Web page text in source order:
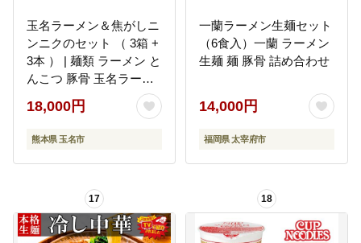
玉名ラーメン＆焦がしニ
ンニクのセット （ 3箱 +
3本 ） | 麺類 ラーメン と
んこつ 豚骨 玉名ラーメ
ン 焦がしニンニク セッ
ト 熊本県 玉名市
18,000円
熊本県 玉名市
一蘭ラーメン生麺セット
（6食入）一蘭 ラーメン
生麺 麺 豚骨 詰め合わせ
14,000円
福岡県 太宰府市
17 18